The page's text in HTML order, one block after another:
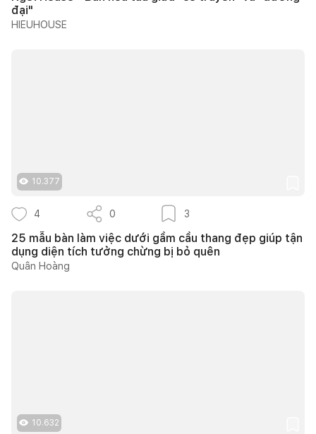
đại"
HIEUHOUSE
10.377
4 0 3
25 mẫu bàn làm việc dưới gầm cầu thang đẹp giúp tận
dụng diện tích tưởng chừng bị bỏ quên
Quân Hoàng
10.632